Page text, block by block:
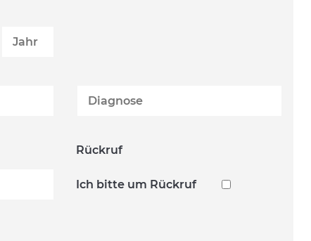
Rückruf
Ich bitte um Rückruf